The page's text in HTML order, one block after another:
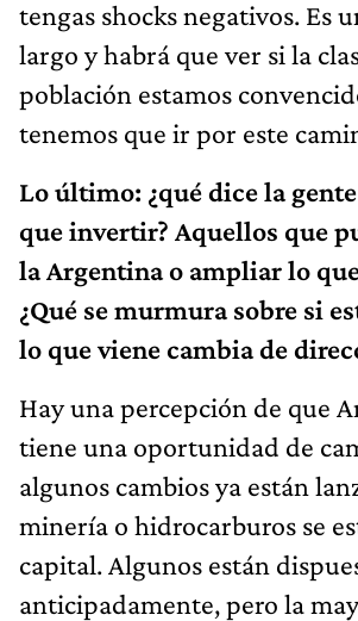
tengas shocks negativos. Es
largo y habrá que ver si la
población estamos
tenemos que ir por este
Lo último: ¿qué dice la
que invertir? Aquellos que
la Argentina o ampliar lo
¿Qué se murmura sobre si
lo que viene cambia de
Hay una percepción de que
tiene una oportunidad de
algunos cambios ya están
minería o hidrocarburos se
capital. Algunos están
anticipadamente, pero la